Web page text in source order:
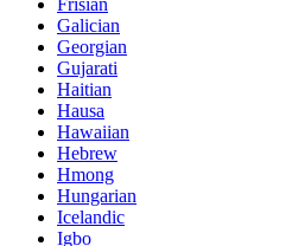
Frisian
Galician
Georgian
Gujarati
Haitian
Hausa
Hawaiian
Hebrew
Hmong
Hungarian
Icelandic
Igbo